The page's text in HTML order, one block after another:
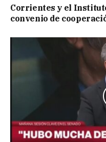
Corrientes y el
convenio de